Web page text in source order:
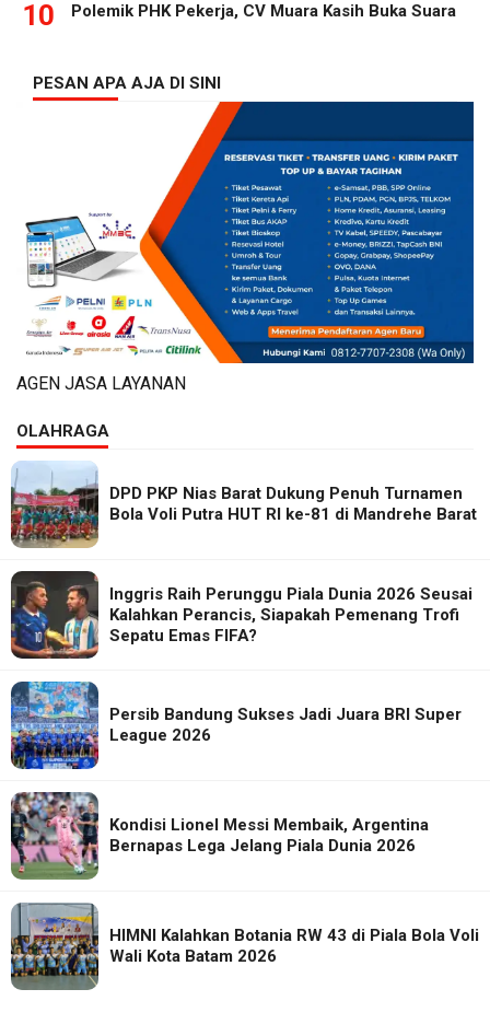
10 Polemik PHK Pekerja, CV Muara Kasih Buka Suara
PESAN APA AJA DI SINI
AGEN JASA LAYANAN
OLAHRAGA
DPD PKP Nias Barat Dukung Penuh Turnamen
Bola Voli Putra HUT RI ke-81 di Mandrehe Barat
Inggris Raih Perunggu Piala Dunia 2026 Seusai
Kalahkan Perancis, Siapakah Pemenang Trofi
Sepatu Emas FIFA?
Persib Bandung Sukses Jadi Juara BRI Super
League 2026
Kondisi Lionel Messi Membaik, Argentina
Bernapas Lega Jelang Piala Dunia 2026
HIMNI Kalahkan Botania RW 43 di Piala Bola Voli
Wali Kota Batam 2026